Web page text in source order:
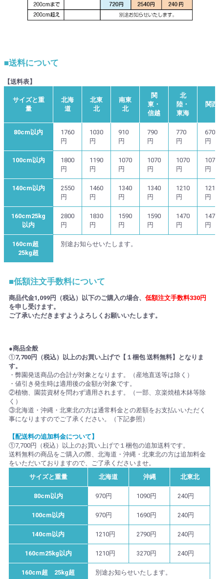
■送料について
【送料表】
サイズと重
量
北海
道
北東
北
南東
北
関
東・
信越
北
陸・
東海
関西
80cm以内
1760
円
1030
円
910
円
790
円
770
円
670
円
100cm以内
1800
円
1190
円
1070
円
1070
円
1070
円
1070
円
140cm以内
2550
円
1460
円
1340
円
1340
円
1210
円
1210
円
160cm25kg
以内
2800
円
1830
円
1590
円
1590
円
1470
円
1470
円
160cm超
25kg超
別途お知らせいたします。
■低額注文手数料について
商品代金1,099円（税込）以下のご購入の場合、 低額注文手数料330円
を申し受けます。
ご了承いただきますようよろしくお願いいたします。
●商品全般
①7,700円（税込）以上のお買い上げで【１梱包 送料無料】となりま
す。
・弊園発送商品の合計が対象となります。（産地直送等は除く）
・値引き発生時は適用後の金額が対象です。
②植物、園芸資材を問わず適用されます。（一部、京楽焼植木鉢等除
く）
③北海道・沖縄・北東北の方は通常料金との差額をお支払いいただく
事になりますのでご了承ください。（下記参照）
【配送料の追加料金について】
①7,700円（税込）以上のお買い上げで１梱包の追加送料です。
送料無料の商品をご購入の際、北海道・沖縄・北東北の方は追加料金
をいただいておりますので、ご了承くださいませ。
サイズと重量
北海道 沖縄 北東北
80cm以内 970円 1090円 240円
100cm以内 970円 1690円 240円
140cm以内 1210円 2790円 240円
160cm25kg以内 1210円 3270円 240円
160cm超 25kg超 別途お知らせいたします。